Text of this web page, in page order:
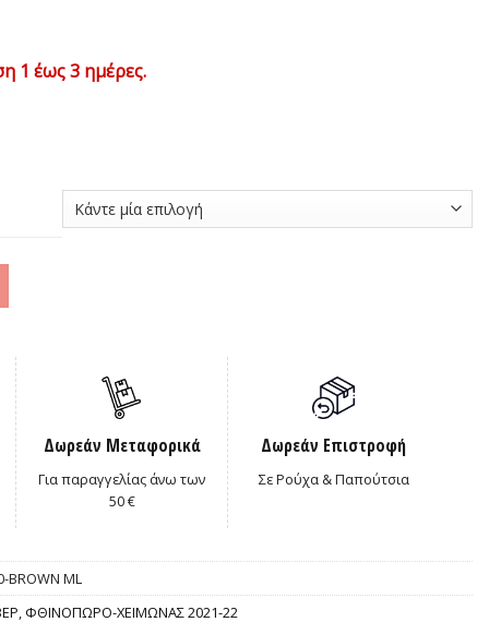
1 έως 3 ημέρες.
Δωρεάν Μεταφορικά
Για παραγγελίας άνω των
50 €
Δωρεάν Επιστροφή
Σε Ρούχα & Παπούτσια
BROWN ML
, ΦΘΙΝΟΠΩΡΟ-ΧΕΙΜΩΝΑΣ 2021-22